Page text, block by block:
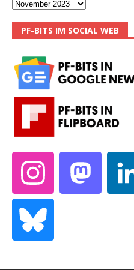
PF-BITS IM SOCIAL WEB